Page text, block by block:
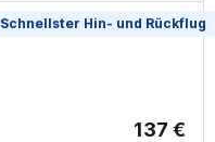
Schnellster Hin- und Rückflug
137 €